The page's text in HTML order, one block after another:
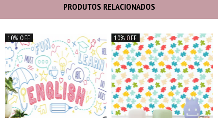
PRODUTOS RELACIONADOS
10% OFF 10% OFF